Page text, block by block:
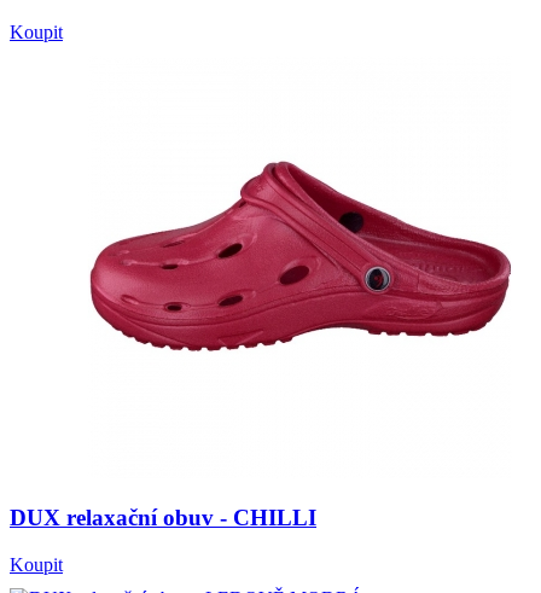
Koupit
DUX relaxační obuv - CHILLI
Koupit